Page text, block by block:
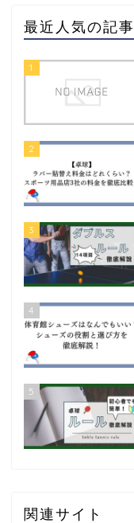
最近人気の記事
1
2
3
4
5
関連サイト